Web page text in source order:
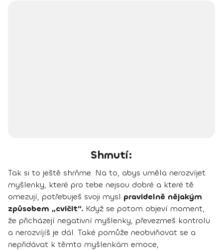
Shrnutí:
Tak si to ještě shrňme. Na to, abys uměla nerozvíjet
myšlenky, které pro tebe nejsou dobré a které tě
omezují, potřebuješ svoji mysl pravidelně nějakým
způsobem „cvičit“. Když se potom objeví moment,
že přicházejí negativní myšlenky, převezmeš kontrolu
a nerozvíjíš je dál. Také pomůže neobviňovat se a
nepřidávat k těmto myšlenkám emoce,